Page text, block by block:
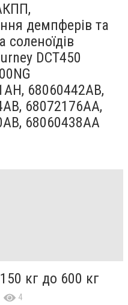
демпферів та
соленоїдів
DCT450
68060442AB,
68072176AA,
68060438AA
кг до 600 кг
4